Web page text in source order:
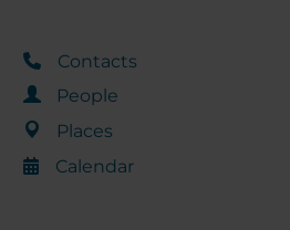
Contacts
People
Places
Calendar